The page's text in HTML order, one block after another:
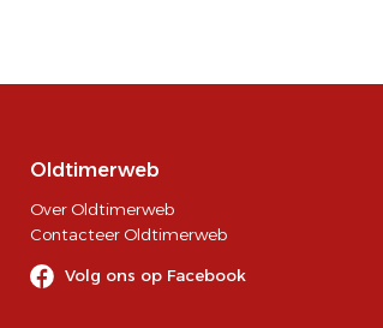
Oldtimerweb
Over Oldtimerweb
Contacteer Oldtimerweb
Volg ons op Facebook